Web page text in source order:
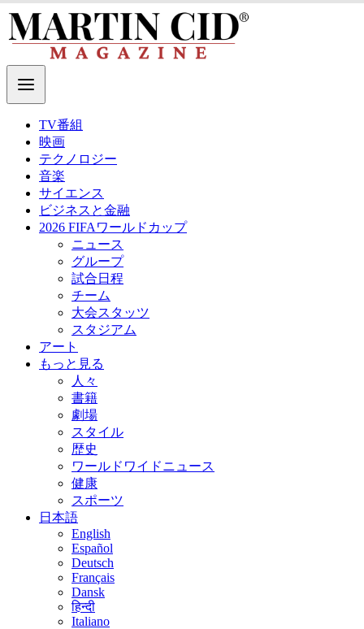
TV番組
映画
テクノロジー
音楽
サイエンス
ビジネスと金融
2026 FIFAワールドカップ
ニュース
グループ
試合日程
チーム
大会スタッツ
スタジアム
アート
もっと見る
人々
書籍
劇場
スタイル
歴史
ワールドワイドニュース
健康
スポーツ
日本語
English
Español
Deutsch
Français
Dansk
हिन्दी
Italiano